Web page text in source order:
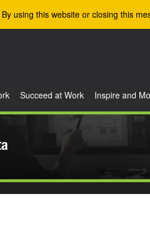
using this website or closing this
Succeed at Work Inspire and